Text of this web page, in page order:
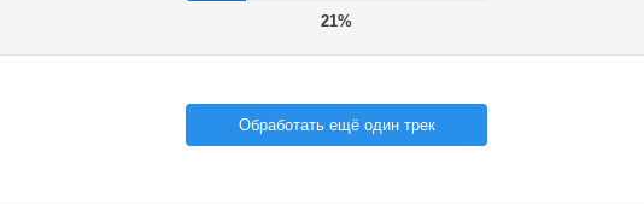
21%
Обработать ещё один трек